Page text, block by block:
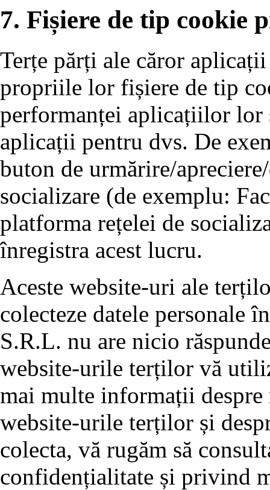
7. Fișiere de tip
Terțe părți ale căror
propriile lor fișiere de tip
performanței aplicațiilor lor
aplicații pentru dvs. De
buton de urmărire/
socializare (de exemplu:
platforma rețelei de
înregistra acest lucru.
Aceste website-uri ale
colecteze datele
S.R.L. nu are nicio
website-urile terților vă
mai multe informații despre
website-urile terților și
colecta, vă rugăm să
confidențialitate și privind